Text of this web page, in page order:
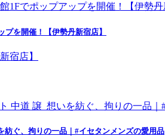
を開催！【伊勢丹新宿店】
紡ぐ、拘りの一品｜#イセタンメンズの愛用品